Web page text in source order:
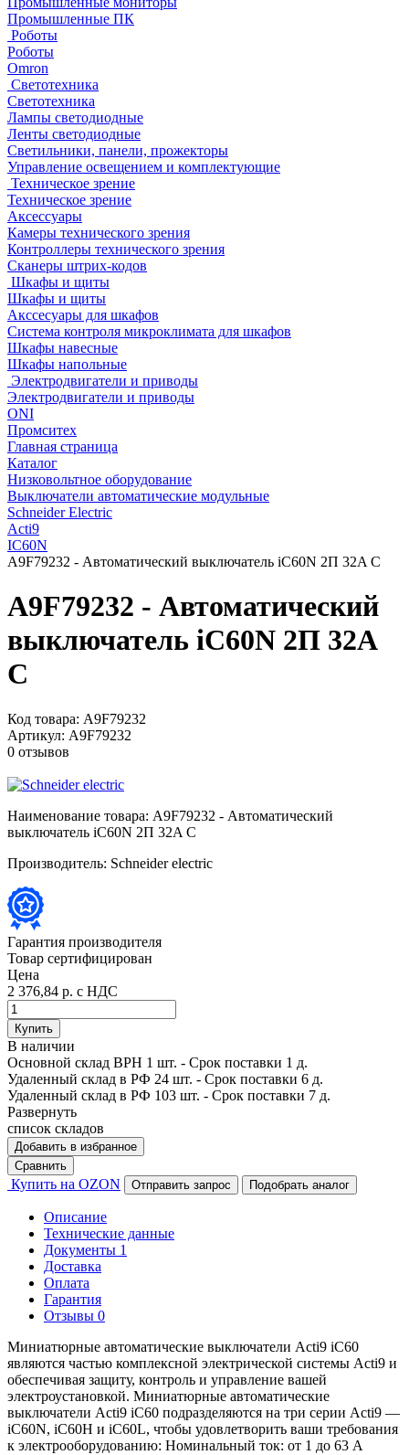
Промышленные ПК
Роботы
Роботы
Omron
Светотехника
Светотехника
Лампы светодиодные
Ленты светодиодные
Светильники, панели, прожекторы
Управление освещением и комплектующие
Техническое зрение
Техническое зрение
Аксессуары
Камеры технического зрения
Контроллеры технического зрения
Сканеры штрих-кодов
Шкафы и щиты
Шкафы и щиты
Акссесуары для шкафов
Система контроля микроклимата для шкафов
Шкафы навесные
Шкафы напольные
Электродвигатели и приводы
Электродвигатели и приводы
ONI
Промситех
Главная страница
Каталог
Низковольтное оборудование
Выключатели автоматические модульные
Schneider Electric
Acti9
IC60N
A9F79232 - Автоматический выключатель iC60N 2П 32A C
A9F79232 - Автоматический
выключатель iC60N 2П 32A
C
Код товара: A9F79232
Артикул: A9F79232
0 отзывов
Наименование товара: A9F79232 - Автоматический
выключатель iC60N 2П 32A C
Производитель: Schneider electric
Гарантия производителя
Товар сертифицирован
Цена
2 376,84 р. с НДС
Купить
В наличии
Основной склад ВРН 1 шт. - Срок поставки 1 д.
Удаленный склад в РФ 24 шт. - Срок поставки 6 д.
Удаленный склад в РФ 103 шт. - Срок поставки 7 д.
Развернуть
список складов
Добавить в избранное
Сравнить
Купить на OZON Отправить запрос Подобрать аналог
Описание
Технические данные
Документы 1
Доставка
Оплата
Гарантия
Отзывы 0
Миниатюрные автоматические выключатели Acti9 iC60
являются частью комплексной электрической системы Acti9 и
обеспечивая защиту, контроль и управление вашей
электроустановкой. Миниатюрные автоматические
выключатели Acti9 iC60 подразделяются на три серии Acti9 —
iC60N, iC60H и iC60L, чтобы удовлетворить ваши требования
к электрооборудованию: Номинальный ток: от 1 до 63 А